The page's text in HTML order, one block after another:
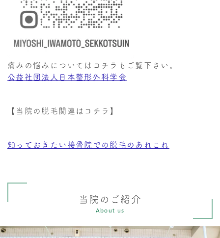
痛みの悩みについてはコチラもご覧下さい。
公益社団法人日本整形外科学会
【当院の脱毛関連はコチラ】
知っておきたい接骨院での脱毛のあれこれ
当院のご紹介
About us